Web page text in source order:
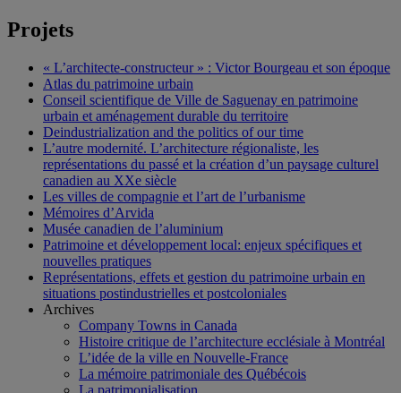
Projets
« L’architecte-constructeur » : Victor Bourgeau et son époque
Atlas du patrimoine urbain
Conseil scientifique de Ville de Saguenay en patrimoine
urbain et aménagement durable du territoire
Deindustrialization and the politics of our time
L’autre modernité. L’architecture régionaliste, les
représentations du passé et la création d’un paysage culturel
canadien au XXe siècle
Les villes de compagnie et l’art de l’urbanisme
Mémoires d’Arvida
Musée canadien de l’aluminium
Patrimoine et développement local: enjeux spécifiques et
nouvelles pratiques
Représentations, effets et gestion du patrimoine urbain en
situations postindustrielles et postcoloniales
Archives
Company Towns in Canada
Histoire critique de l’architecture ecclésiale à Montréal
L’idée de la ville en Nouvelle-France
La mémoire patrimoniale des Québécois
La patrimonialisation